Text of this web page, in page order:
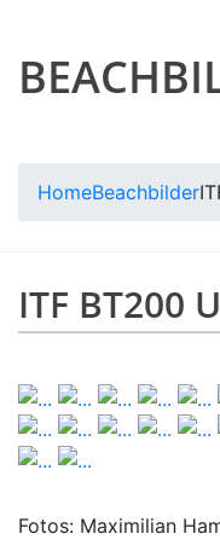
HomeBeachbilder
ITF BT200
Fotos: Maximilian